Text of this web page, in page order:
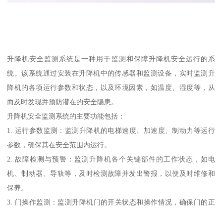
升降机安全监测系统是一种用于监测和保障升降机安全运行的系
统。该系统通过安装在升降机中的传感器和监测设备，实时监测升
降机的各项运行参数和状态，以及环境因素，如温度、湿度等，从
而及时发现并预防潜在的安全隐患。
升降机安全监测系统的主要功能包括：
1. 运行参数监测：监测升降机的电梯速度、加速度、制动力等运行
参数，确保其在安全范围内运行。
2. 故障检测与预警：监测升降机各个关键部件的工作状态，如电
机、制动器、导轨等，及时检测故障并发出警报，以便及时维修和
保养。
3. 门操作监测：监测升降机门的开关状态和操作情况，确保门的正